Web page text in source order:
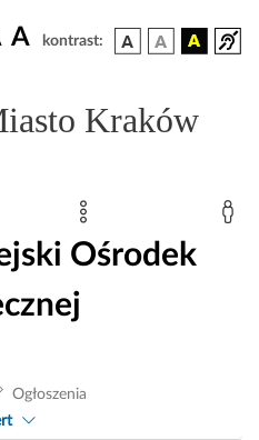
A kontrast:
Kraków
Ośrodek
Ogłoszenia